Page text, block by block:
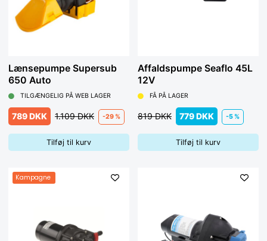
Lænsepumpe Supersub
650 Auto
TILGÆNGELIG PÅ WEB LAGER
789 DKK 1.109 DKK -29 %
Tilføj til kurv
Affaldspumpe Seaflo 45L
12V
FÅ PÅ LAGER
779 DKK
819 DKK -5 %
Tilføj til kurv
Kampagne